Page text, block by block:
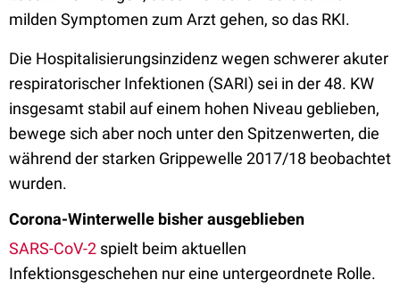
milden Symptomen zum Arzt gehen, so das RKI.
Die Hospitalisierungsinzidenz wegen schwerer akuter
respiratorischer Infektionen (SARI) sei in der 48. KW
insgesamt stabil auf einem hohen Niveau geblieben,
bewege sich aber noch unter den Spitzenwerten, die
während der starken Grippewelle 2017/18 beobachtet
wurden.
Corona-Winterwelle bisher ausgeblieben
SARS-CoV-2 spielt beim aktuellen
Infektionsgeschehen nur eine untergeordnete Rolle.